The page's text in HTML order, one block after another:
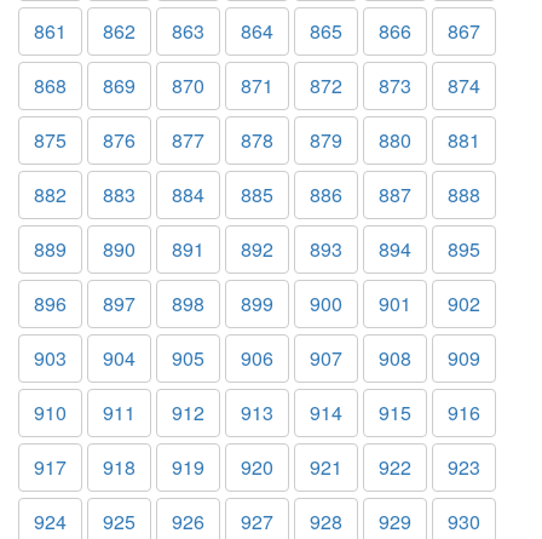
861 862 863 864 865 866
867
868
869 870 871 872 873
874
875
876 877 878 879 880
881
882
883 884 885 886 887
888
889
890 891 892 893 894
895
896
897 898 899 900 901
902
903
904 905 906 907 908
909
910
911 912 913 914 915
916
917
918 919 920 921 922
923
924
925 926 927 928 929
930